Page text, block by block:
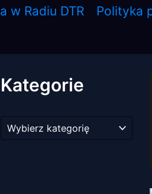
w Radiu DTR
Polityka
Kategorie